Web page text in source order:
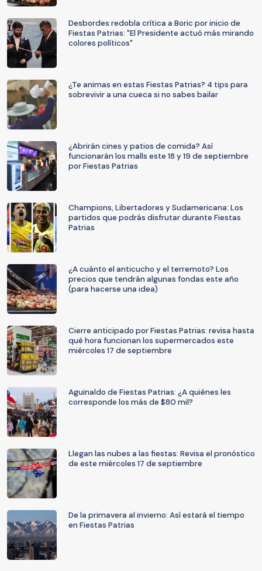
Desbordes redobla crítica a Boric por inicio de
Fiestas Patrias: "El Presidente actuó más mirando
colores políticos"
¿Te animas en estas Fiestas Patrias? 4 tips para
sobrevivir a una cueca si no sabes bailar
¿Abrirán cines y patios de comida? Así
funcionarán los malls este 18 y 19 de septiembre
por Fiestas Patrias
Champions, Libertadores y Sudamericana: Los
partidos que podrás disfrutar durante Fiestas
Patrias
¿A cuánto el anticucho y el terremoto? Los
precios que tendrán algunas fondas este año
(para hacerse una idea)
Cierre anticipado por Fiestas Patrias: revisa hasta
qué hora funcionan los supermercados este
miércoles 17 de septiembre
Aguinaldo de Fiestas Patrias: ¿A quiénes les
corresponde los más de $80 mil?
Llegan las nubes a las fiestas: Revisa el pronóstico
de este miércoles 17 de septiembre
De la primavera al invierno: Así estará el tiempo
en Fiestas Patrias